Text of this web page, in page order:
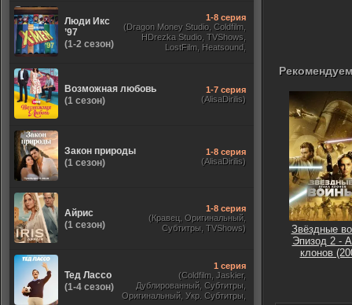
Звёздные
Эпизод 2 -
клонов
Люди Икс
’97
(1-2 сезон)
1-8 серия
(Dragon Money Studio, Coldfilm,
HDrezka Studio, TVShows,
LostFilm, Heatsound,
Возможная любовь
(1 сезон)
1-7 серия
(AlisaDirilis)
Закон природы
(1 сезон)
1-8 серия
(AlisaDirilis)
Айрис
(1 сезон)
1-8 серия
(Кравец, Оригинальный,
Субтитры, TVShows)
Тед Лассо
(1-4 сезон)
1 серия
(Coldfilm, Jaskier,
Дублированный, Субтитры,
Оригинальный, Укр. Субтитры,